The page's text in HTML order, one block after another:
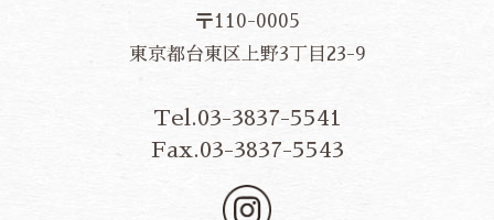
〒110-0005
東京都台東区上野3丁目23-9
Tel.03-3837-5541
Fax.03-3837-5543